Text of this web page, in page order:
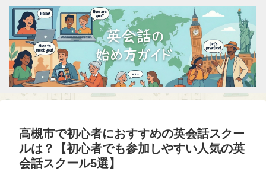
高槻市で初心者におすすめの英会話スクー
ルは？【初心者でも参加しやすい人気の英
会話スクール5選】